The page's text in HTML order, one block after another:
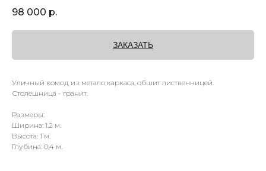
98 000 р.
ЗАКАЗАТЬ
Уличный комод из метало каркаса, обшит лиственницей.
Столешница - гранит.
Размеры:
Ширина: 1,2 м.
Высота: 1 м.
Глубина: 0,4 м.